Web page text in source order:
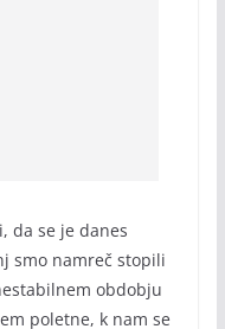
da se je danes
smo namreč stopili
obdobju
poletne, k nam se